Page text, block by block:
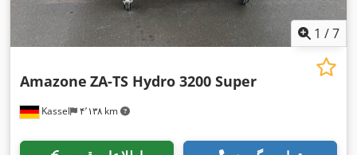
1 /7
Kassel ۴٬۱۳۸ km
Amazone ZA-TS Hydro 3200 Super